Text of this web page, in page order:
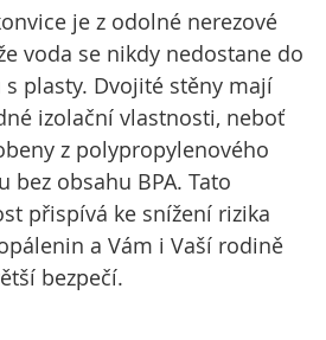
je z odolné nerezové
voda se nikdy nedostane do
s plasty. Dvojité stěny mají
izolační vlastnosti, neboť
z polypropylenového
bez obsahu BPA. Tato
přispívá ke snížení rizika
a Vám i Vaší rodině
bezpečí.